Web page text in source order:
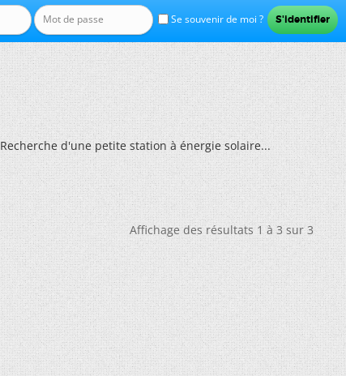
Se souvenir de moi ?
Recherche d'une petite station à énergie solaire...
Affichage des résultats 1 à 3 sur 3